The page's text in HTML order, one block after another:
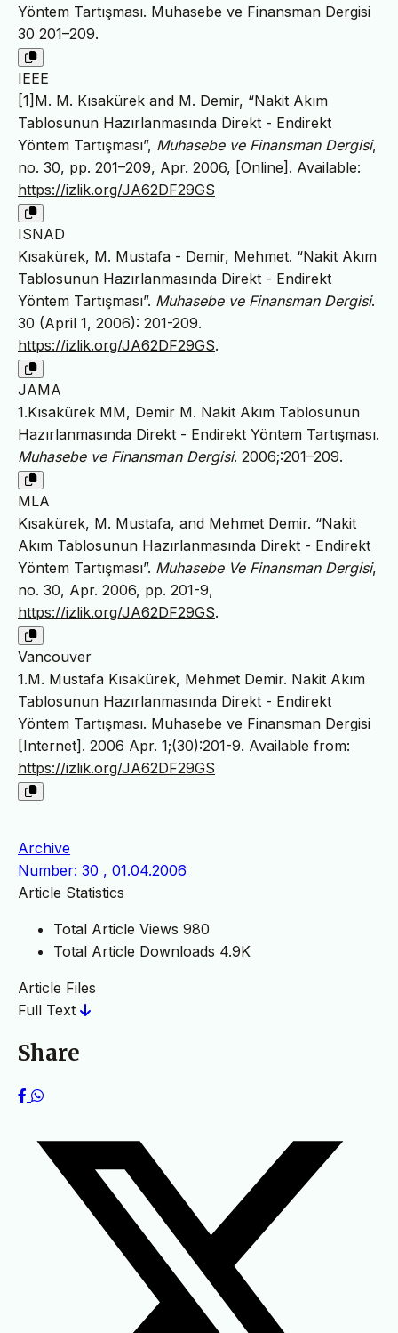
Yöntem Tartışması. Muhasebe ve Finansman Dergisi
30 201–209.
IEEE
[1]M. M. Kısakürek and M. Demir, “Nakit Akım
Tablosunun Hazırlanmasında Direkt - Endirekt
Yöntem Tartışması”, Muhasebe ve Finansman Dergisi,
no. 30, pp. 201–209, Apr. 2006, [Online]. Available:
https://izlik.org/JA62DF29GS
ISNAD
Kısakürek, M. Mustafa - Demir, Mehmet. “Nakit Akım
Tablosunun Hazırlanmasında Direkt - Endirekt
Yöntem Tartışması”. Muhasebe ve Finansman Dergisi.
30 (April 1, 2006): 201-209.
https://izlik.org/JA62DF29GS.
JAMA
1.Kısakürek MM, Demir M. Nakit Akım Tablosunun
Hazırlanmasında Direkt - Endirekt Yöntem Tartışması.
Muhasebe ve Finansman Dergisi. 2006;:201–209.
MLA
Kısakürek, M. Mustafa, and Mehmet Demir. “Nakit
Akım Tablosunun Hazırlanmasında Direkt - Endirekt
Yöntem Tartışması”. Muhasebe Ve Finansman Dergisi,
no. 30, Apr. 2006, pp. 201-9,
https://izlik.org/JA62DF29GS.
Vancouver
1.M. Mustafa Kısakürek, Mehmet Demir. Nakit Akım
Tablosunun Hazırlanmasında Direkt - Endirekt
Yöntem Tartışması. Muhasebe ve Finansman Dergisi
[Internet]. 2006 Apr. 1;(30):201-9. Available from:
https://izlik.org/JA62DF29GS
Archive
Number: 30 , 01.04.2006
Article Statistics
Total Article Views 980
Total Article Downloads 4.9K
Article Files
Full Text
Share